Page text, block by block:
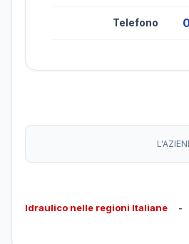
Telefono
Idraulico nelle regioni Italiane -